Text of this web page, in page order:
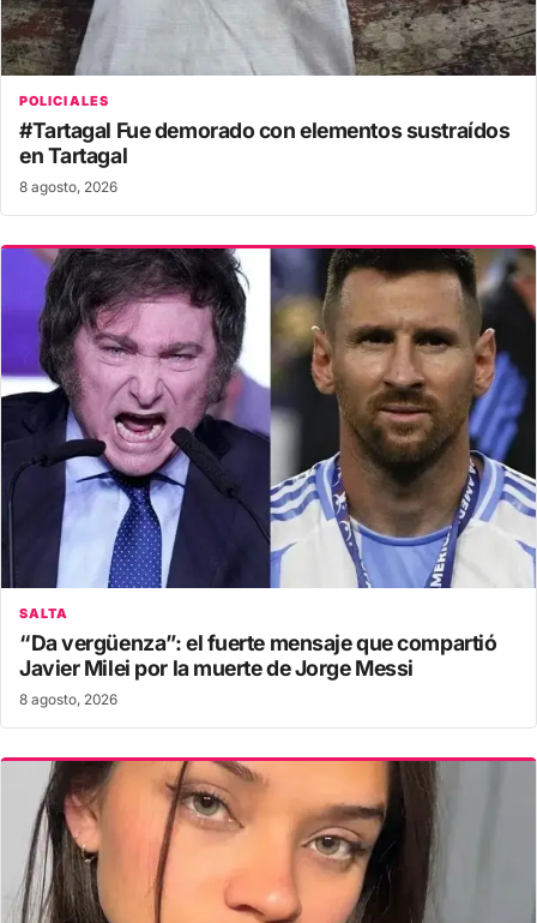
POLICIALES
#Tartagal Fue demorado con elementos sustraídos
en Tartagal
8 agosto, 2026
SALTA
“Da vergüenza”: el fuerte mensaje que compartió
Javier Milei por la muerte de Jorge Messi
8 agosto, 2026